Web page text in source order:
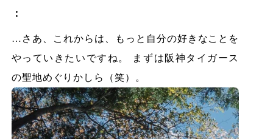
：
…さあ、これからは、もっと自分の好きなことを
やっていきたいですね。 まずは阪神タイガース
の聖地めぐりかしら（笑）。